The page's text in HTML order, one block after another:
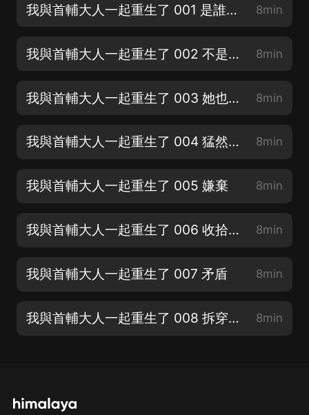
我與首輔大人一起重生了 001 是誰害了你【新書《古穿今之國民妖精》上架，歡迎訂閱~】 8min
我與首輔大人一起重生了 002 不是他【新書《國民妖精》上架，男女主雙商在線】 8min
我與首輔大人一起重生了 003 她也重生了【大家多多支持新書《國民妖精》】 8min
我與首輔大人一起重生了 004 猛然警醒 8min
我與首輔大人一起重生了 005 嫌棄 8min
我與首輔大人一起重生了 006 收拾蘇明初 8min
我與首輔大人一起重生了 007 矛盾 8min
我與首輔大人一起重生了 008 拆穿心思 8min